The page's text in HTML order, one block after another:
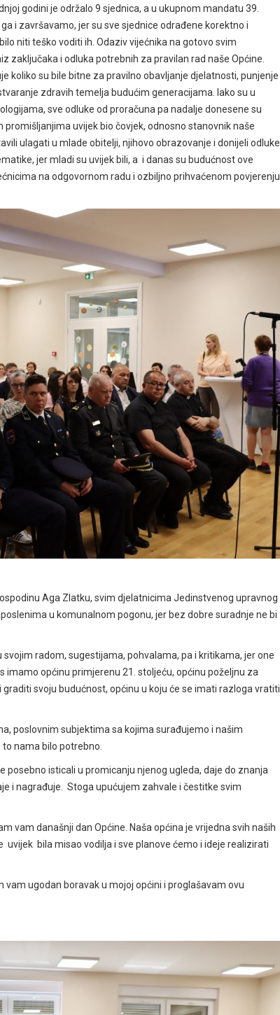
godini je održalo 9 sjednica, a u ukupnom mandatu 39.
i završavamo, jer su sve sjednice odrađene korektno i
niti teško voditi ih. Odaziv vijećnika na gotovo svim
zaključaka i odluka potrebnih za pravilan rad naše Općine.
koliko su bile bitne za pravilno obavljanje djelatnosti, punjenje
zdravih temelja budućim generacijama. Iako su u
sve odluke od proračuna pa nadalje donesene su
uvijek bio čovjek, odnosno stanovnik naše
ulagati u mlade obitelji, njihovo obrazovanje i donijeli odluke
jer mladi su uvijek bili, a i danas su budućnost ove
na odgovornom radu i ozbiljno prihvaćenom povjerenju
Aga Zlatku, svim djelatnicima Jedinstvenog upravnog
u komunalnom pogonu, jer bez dobre suradnje ne bi
radom, sugestijama, pohvalama, pa i kritikama, jer one
imamo općinu primjerenu 21. stoljeću, općinu poželjnu za
svoju budućnost, općinu u koju će se imati razloga vratiti
poslovnim subjektima sa kojima surađujemo i našim
nama bilo potrebno.
posebno isticali u promicanju njenog ugleda, daje do znanja
i nagrađuje. Stoga upućujem zahvale i čestitke svim
vam današnji dan Općine. Naša općina je vrijedna svih naših
bila misao vodilja i sve planove ćemo i ideje realizirati
ugodan boravak u mojoj općini i proglašavam ovu